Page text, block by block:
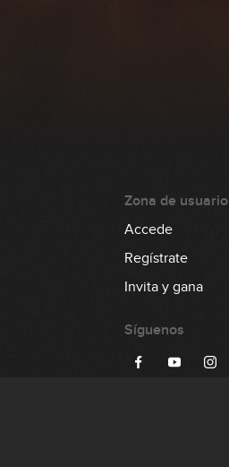
Zona de usuario
Accede
Regístrate
Invita y gana
Síguenos